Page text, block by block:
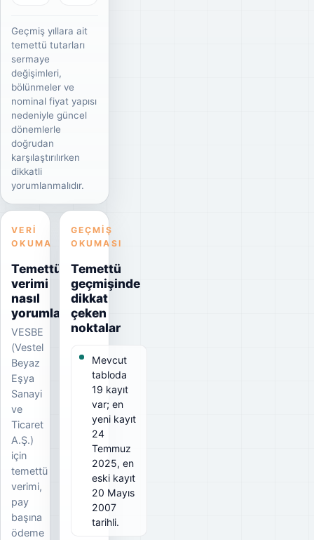
Geçmiş yıllara ait
temettü tutarları
sermaye
değişimleri,
bölünmeler ve
nominal fiyat yapısı
nedeniyle güncel
dönemlerle
doğrudan
karşılaştırılırken
dikkatli
yorumlanmalıdır.
VERI
OKUMA
Temettü
verimi
nasıl
yorumlanmalı?
VESBE
(Vestel
Beyaz
Eşya
Sanayi
ve
Ticaret
A.Ş.)
için
temettü
verimi,
pay
başına
ödeme
GEÇMIŞ
OKUMASI
Temettü
geçmişinde
dikkat
çeken
noktalar
Mevcut
tabloda
19 kayıt
var; en
yeni kayıt
24
Temmuz
2025, en
eski kayıt
20 Mayıs
2007
tarihli.